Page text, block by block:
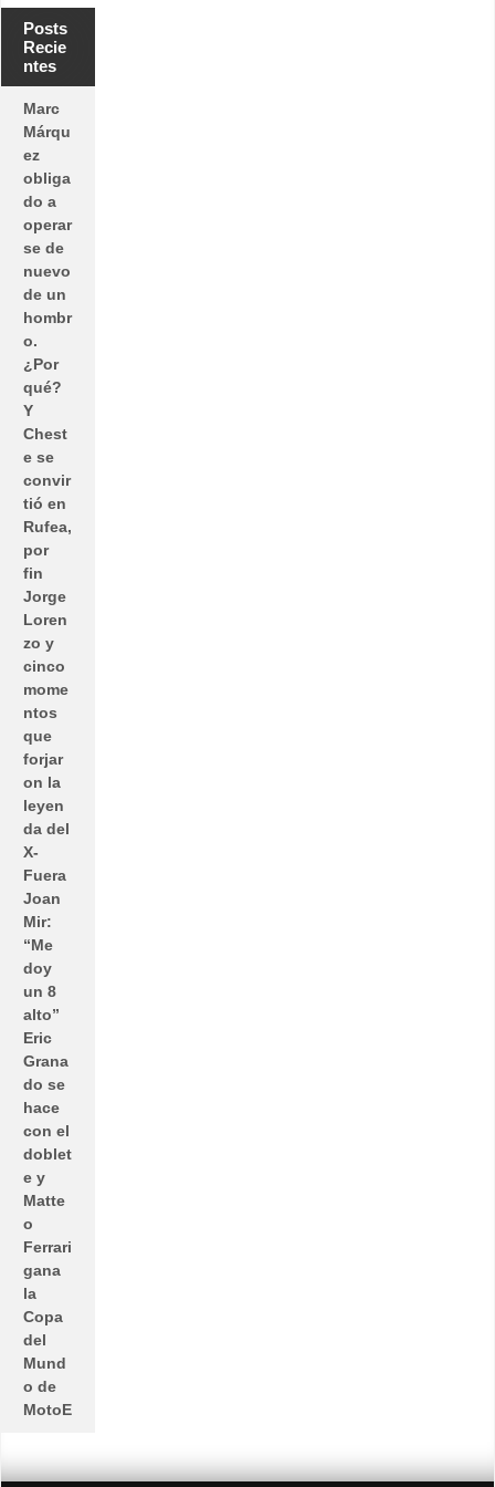
Posts
Recie
ntes
Marc
Márqu
ez
obliga
do a
operar
se de
nuevo
de un
hombr
o.
¿Por
qué?
Y
Chest
e se
convir
tió en
Rufea,
por
fin
Jorge
Loren
zo y
cinco
mome
ntos
que
forjar
on la
leyen
da del
X-
Fuera
Joan
Mir:
“Me
doy
un 8
alto”
Eric
Grana
do se
hace
con el
doblet
e y
Matte
o
Ferrari
gana
la
Copa
del
Mund
o de
MotoE